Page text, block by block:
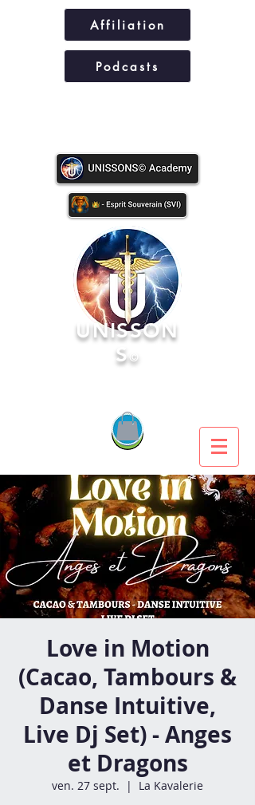
Affiliation
Podcasts
UNISSON
S©
Love in Motion
(Cacao, Tambours &
Danse Intuitive,
Live Dj Set) - Anges
et Dragons
ven. 27 sept.
  |
La Kavalerie